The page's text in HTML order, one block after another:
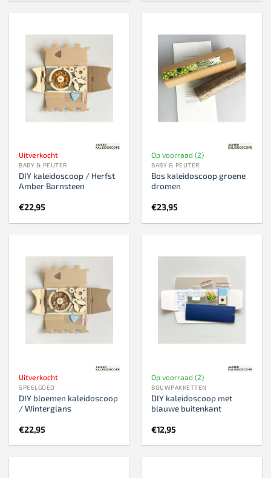
Uitverkocht
BABY & PEUTER
DIY kaleidoscoop / Herfst
Amber Barnsteen
€22,95
Op voorraad (2)
BABY & PEUTER
Bos kaleidoscoop groene
dromen
€23,95
Uitverkocht
SPEELGOED
DIY bloemen kaleidoscoop
/ Winterglans
€22,95
Op voorraad (2)
BOUWPAKKETTEN
DIY kaleidoscoop met
blauwe buitenkant
€12,95